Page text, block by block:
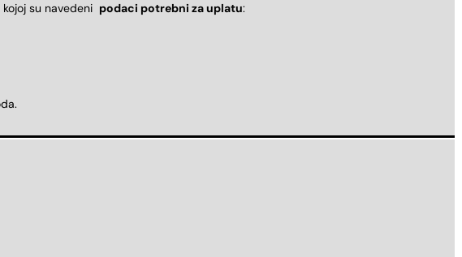
kojoj su navedeni podaci potrebni za uplatu: